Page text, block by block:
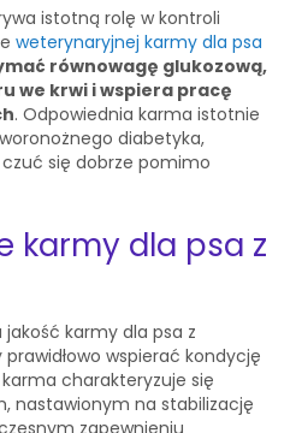
istotną rolę w kontroli
weterynaryjnej karmy dla psa
równowagę glukozową,
we krwi i wspiera pracę
. Odpowiednia karma istotnie
diabetyka,
się dobrze pomimo
karmy dla psa z
jakość karmy dla psa z
wspierać kondycję
charakteryzuje się
nastawionym na stabilizację
zapewnieniu